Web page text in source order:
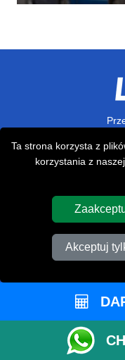
Ta strona korzysta z
korzystania z
Akceptuj
673